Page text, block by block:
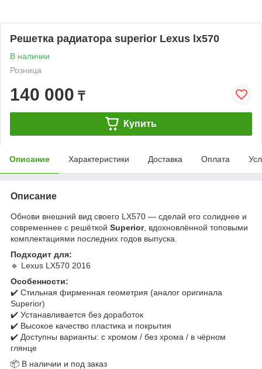
Решетка радиатора superior Lexus lx570
В наличии
Розница
140 000 ₸
Купить
Описание Характеристики Доставка Оплата
Описание
Обнови внешний вид своего LX570 — сделай его солиднее и
современнее с решёткой Superior, вдохновлённой топовыми
комплектациями последних годов выпуска.
Подходит для:
🔹 Lexus LX570 2016
Особенности:
✔️ Стильная фирменная геометрия (аналог оригинала
Superior)
✔️ Устанавливается без доработок
✔️ Высокое качество пластика и покрытия
✔️ Доступны варианты: с хромом / без хрома / в чёрном
глянце
📦 В наличии и под заказ